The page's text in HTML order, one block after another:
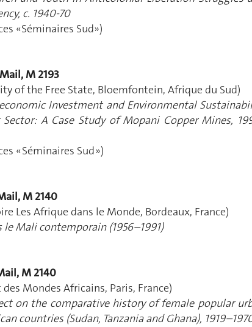
c. 1940-70
«Séminaires Sud»)
M 2193
of the Free State, Bloemfontein, Afrique du Sud)
Investment and Environmental
A Case Study of Mopani Copper Mines,
« Séminaires Sud »)
M 2140
Les Afrique dans le Monde, Bordeaux, France)
Mali contemporain (1956–1991)
M 2140
Mondes Africains, Paris, France)
on the comparative history of female popular
countries (Sudan, Tanzania and Ghana),